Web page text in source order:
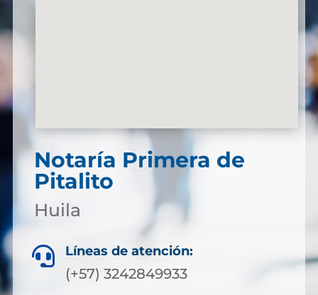
Notaría Primera de
Pitalito
Huila
 Líneas de atención:
(+57) 3242849933